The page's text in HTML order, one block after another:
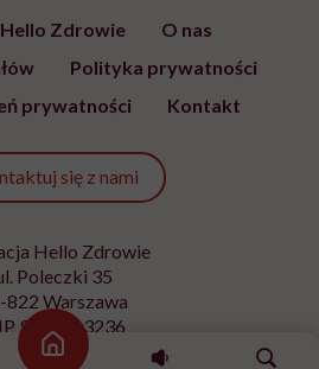
Strona główna
Zdrowie
O nas
Polityka prywatności
prywatności
Kontakt
się z nami
Hello Zdrowie
Poleczki 35
822 Warszawa
9512613236